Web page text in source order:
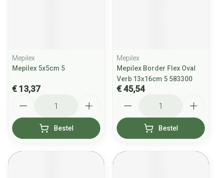
Mepilex
Mepilex 5x5cm 5
€ 13,37
Bestel
Mepilex
Mepilex Border Flex Oval
Verb 13x16cm 5 583300
€ 45,54
Bestel